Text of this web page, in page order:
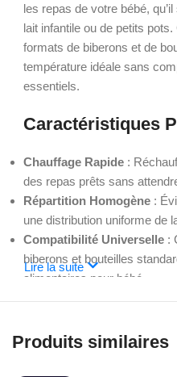
les repas de votre bébé,
lait infantile ou de petits
formats de biberons et de
température idéale sans
essentiels.
Caractéristiques
Chauffage Rapide :
des repas prêts sans
Répartition Homogène :
une distribution uniforme de
Compatibilité Universelle :
biberons et bouteilles
alimentaires pour bébé.
lait ou des aliments.
Lire la suite
Produits similaires